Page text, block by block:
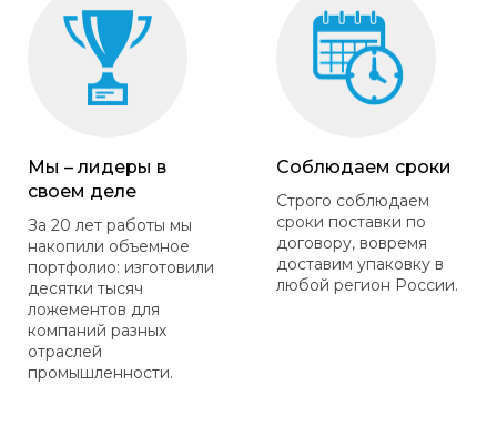
Мы – лидеры в
своем деле
За 20 лет работы мы
накопили объемное
портфолио: изготовили
десятки тысяч
ложементов для
компаний разных
отраслей
промышленности.
Соблюдаем сроки
Строго соблюдаем
сроки поставки по
договору, вовремя
доставим упаковку в
любой регион России.